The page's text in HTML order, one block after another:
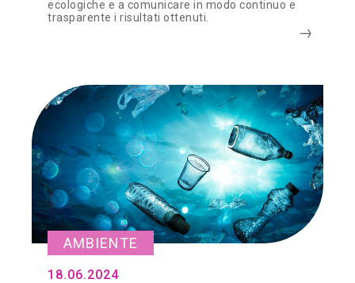
ecologiche e a comunicare in modo continuo e
trasparente i risultati ottenuti.
AMBIENTE
18.06.2024